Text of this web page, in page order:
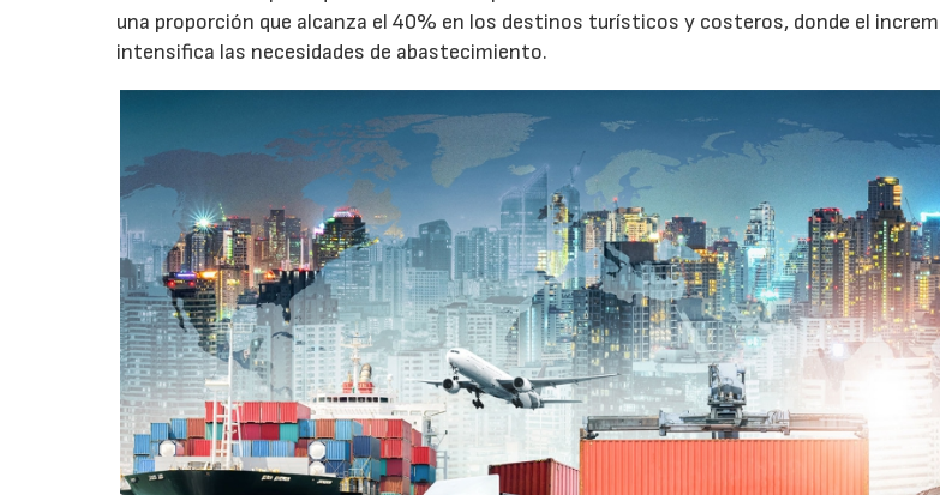
una proporción que alcanza el 40% en los destinos turísticos y costeros, donde el
intensifica las necesidades de abastecimiento.